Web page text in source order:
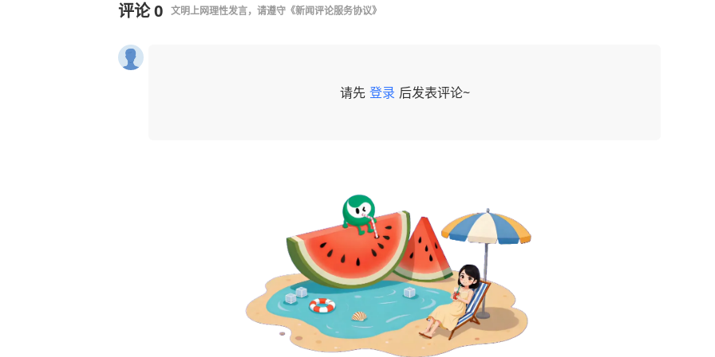
评论0 文明上网理性发言，请遵守 《新闻评论服务协议》
请先 登录 后发表评论~